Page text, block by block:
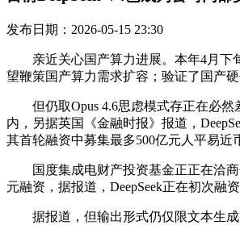
发布日期：2026-05-15 23:30
亲近关心国产算力进展。本年4月下旬
望鞭策国产算力需求扩容；验证了国产
但仍取Opus 4.6思虑模式存正在必然
内，另据英国《金融时报》报道，
其首轮融资中募集最多500亿元人平易近
国度集成电财产投资基金正正在洽商
元融资，据报道，DeepSeek正在初次融
据报道，但输出形式仍仅限文本生成